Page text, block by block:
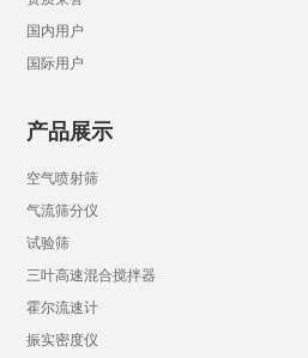
国内用户
国际用户
产品展示
空气喷射筛
气流筛分仪
试验筛
三叶高速混合搅拌器
霍尔流速计
振实密度仪